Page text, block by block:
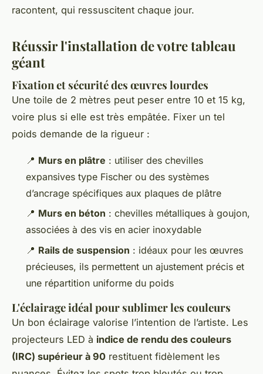
racontent, qui ressuscitent chaque jour.
Réussir l'installation de votre tableau
géant
Fixation et sécurité des œuvres lourdes
Une toile de 2 mètres peut peser entre 10 et 15 kg,
voire plus si elle est très empâtée. Fixer un tel
poids demande de la rigueur :
📍 Murs en plâtre : utiliser des chevilles
expansives type Fischer ou des systèmes
d’ancrage spécifiques aux plaques de plâtre
📍 Murs en béton : chevilles métalliques à goujon,
associées à des vis en acier inoxydable
📍 Rails de suspension : idéaux pour les œuvres
précieuses, ils permettent un ajustement précis et
une répartition uniforme du poids
L'éclairage idéal pour sublimer les couleurs
Un bon éclairage valorise l’intention de l’artiste. Les
projecteurs LED à indice de rendu des couleurs
(IRC) supérieur à 90 restituent fidèlement les